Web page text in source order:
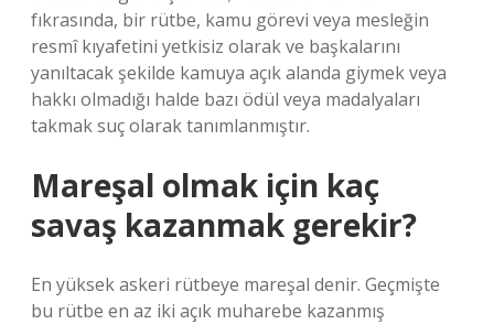
fıkrasında, bir rütbe, kamu görevi veya mesleğin
resmî kıyafetini yetkisiz olarak ve başkalarını
yanıltacak şekilde kamuya açık alanda giymek veya
hakkı olmadığı halde bazı ödül veya madalyaları
takmak suç olarak tanımlanmıştır.
Mareşal olmak için kaç
savaş kazanmak gerekir?
En yüksek askeri rütbeye mareşal denir. Geçmişte
bu rütbe en az iki açık muharebe kazanmış